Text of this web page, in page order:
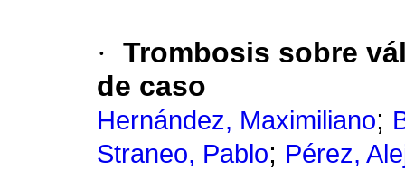
· Trombosis sobre
de caso
Hernández, Maximiliano;
Straneo, Pablo; Pérez,